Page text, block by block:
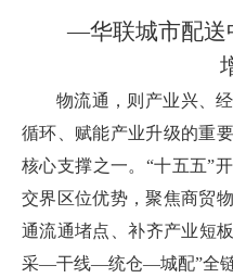
—华联城市配送
物流通，则产业兴、
循环、赋能产业升级的重
核心支撑之一。“十五五”
交界区位优势，聚焦商贸
通流通堵点、补齐产业短
采—干线—统仓—城配”全